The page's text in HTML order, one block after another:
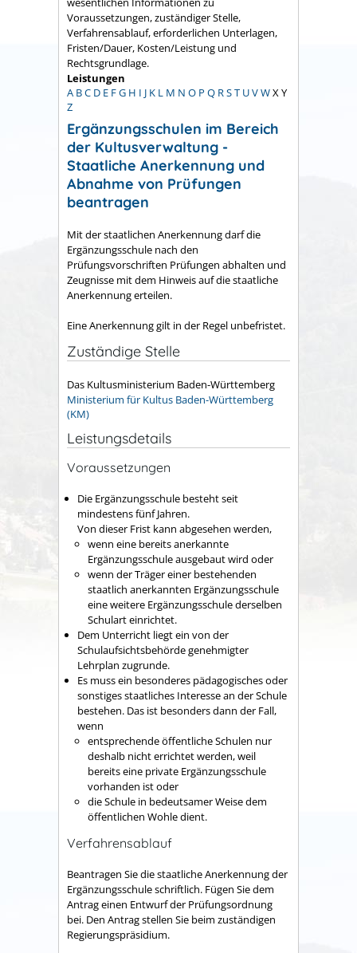
Voraussetzungen, zuständiger Stelle,
Verfahrensablauf, erforderlichen Unterlagen,
Fristen/Dauer, Kosten/Leistung und
Rechtsgrundlage.
Leistungen
A BC D E FG H I J K L M N O P Q RST UVWX Y
Z
Ergänzungsschulen im Bereich
der Kultusverwaltung -
Staatliche Anerkennung und
Abnahme von Prüfungen
beantragen
Mit der staatlichen Anerkennung darf die
Ergänzungsschule nach den
Prüfungsvorschriften Prüfungen abhalten und
Zeugnisse mit dem Hinweis auf die staatliche
Anerkennung erteilen.
Eine Anerkennung gilt in der Regel unbefristet.
Zuständige Stelle
Das Kultusministerium Baden-Württemberg
Ministerium für Kultus Baden-Württemberg
(KM)
Leistungsdetails
Voraussetzungen
Die Ergänzungsschule besteht seit
mindestens fünf Jahren.
Von dieser Frist kann abgesehen werden,
wenn eine bereits anerkannte
Ergänzungsschule ausgebaut wird oder
wenn der Träger einer bestehenden
staatlich anerkannten Ergänzungsschule
eine weitere Ergänzungsschule derselben
Schulart einrichtet.
Dem Unterricht liegt ein von der
Schulaufsichtsbehörde genehmigter
Lehrplan zugrunde.
Es muss ein besonderes pädagogisches oder
sonstiges staatliches Interesse an der Schule
bestehen. Das ist besonders dann der Fall,
wenn
entsprechende öffentliche Schulen nur
deshalb nicht errichtet werden, weil
bereits eine private Ergänzungsschule
vorhanden ist oder
die Schule in bedeutsamer Weise dem
öffentlichen Wohle dient.
Verfahrensablauf
Beantragen Sie die staatliche Anerkennung der
Ergänzungsschule schriftlich. Fügen Sie dem
Antrag einen Entwurf der Prüfungsordnung
bei. Den Antrag stellen Sie beim zuständigen
Regierungspräsidium.